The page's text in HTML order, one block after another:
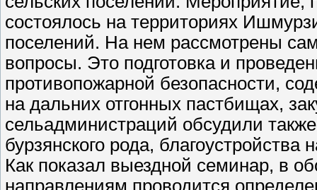
состоялось на территориях
поселений. На нем рассмотрены
вопросы. Это подготовка и
противопожарной безопасности,
на дальних отгонных пастбищах,
сельадминистраций обсудили
бурзянского рода, благоустройства
Как показал выездной семинар, в
направлениям проводится